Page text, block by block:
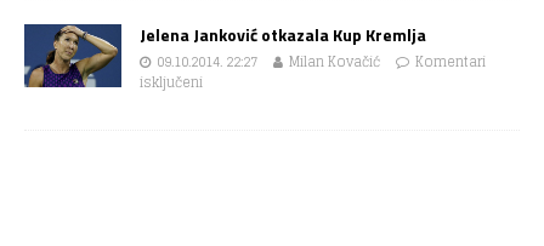
Jelena Janković otkazala Kup Kremlja
09.10.2014. 22:27 Milan Kovačić
Komentari
isključeni